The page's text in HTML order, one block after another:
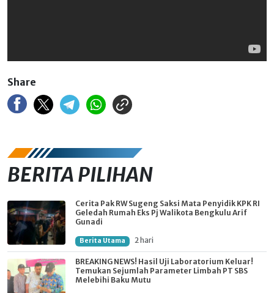
Share
BERITA PILIHAN
Cerita Pak RW Sugeng Saksi Mata Penyidik KPK RI
Geledah Rumah Eks Pj Walikota Bengkulu Arif
Gunadi
Berita Utama 2 hari
BREAKING NEWS! Hasil Uji Laboratorium Keluar!
Temukan Sejumlah Parameter Limbah PT SBS
Melebihi Baku Mutu